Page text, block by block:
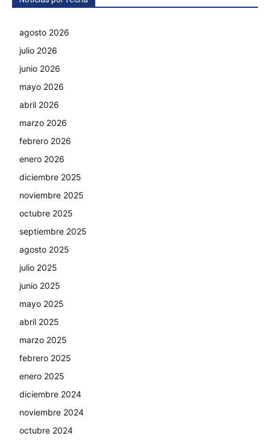
agosto 2026
julio 2026
junio 2026
mayo 2026
abril 2026
marzo 2026
febrero 2026
enero 2026
diciembre 2025
noviembre 2025
octubre 2025
septiembre 2025
agosto 2025
julio 2025
junio 2025
mayo 2025
abril 2025
marzo 2025
febrero 2025
enero 2025
diciembre 2024
noviembre 2024
octubre 2024